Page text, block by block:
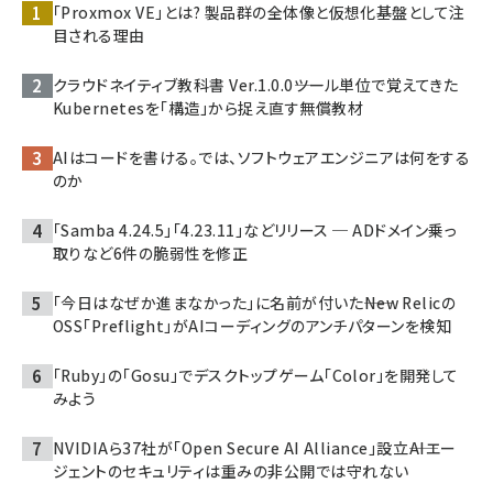
「Proxmox VE」とは? 製品群の全体像と仮想化基盤として注
目される理由
クラウドネイティブ教科書 Ver.1.0.0――ツール単位で覚えてきた
Kubernetesを「構造」から捉え直す無償教材
AIはコードを書ける。では、ソフトウェアエンジニアは何をする
のか
「Samba 4.24.5」「4.23.11」などリリース ─ ADドメイン乗っ
取りなど6件の脆弱性を修正
「今日はなぜか進まなかった」に名前が付いた――New Relicの
OSS「Preflight」がAIコーディングのアンチパターンを検知
「Ruby」の「Gosu」でデスクトップゲーム「Color」を開発して
みよう
NVIDIAら37社が「Open Secure AI Alliance」設立――AIエー
ジェントのセキュリティは重みの非公開では守れない